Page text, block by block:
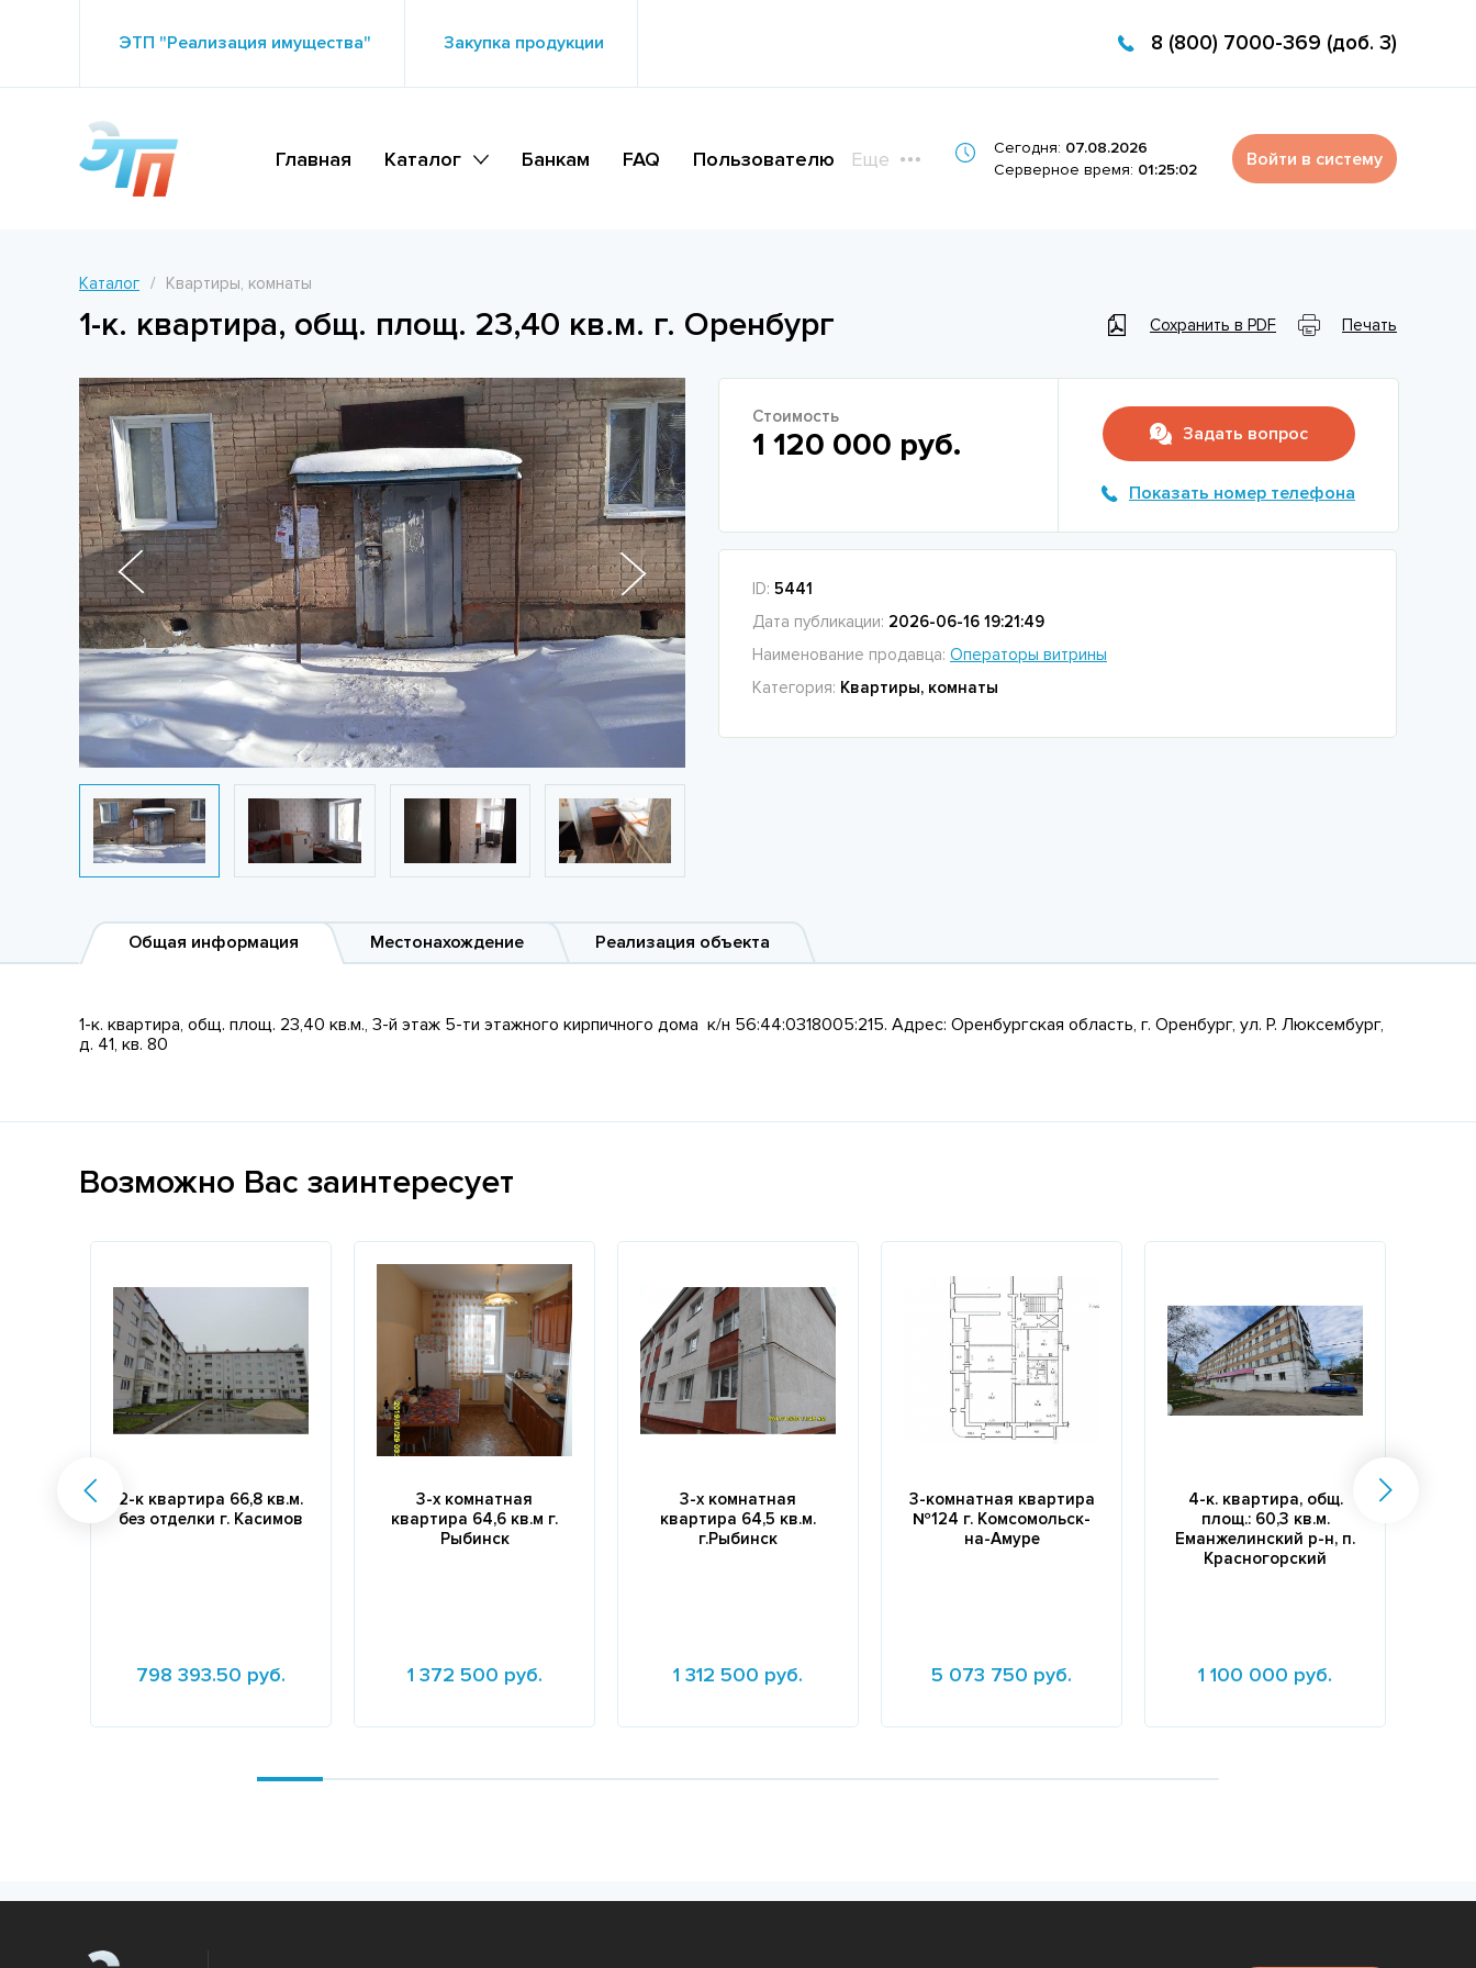
ЭТП "Реализация имущества" Закупка продукции 8 (800) 7000-369 (доб. 3)
Главная Каталог Банкам FAQ Пользователю Еще Сегодня: 07.08.2026
Серверное время: 01:25:02 Войти в систему
Каталог Квартиры, комнаты
1-к. квартира, общ. площ. 23,40 кв.м. г. Оренбург Сохранить в PDF Печать
Стоимость
1 120 000 руб. Задать вопрос
Показать номер телефона
ID: 5441
Дата публикации: 2026-06-16 19:21:49
Наименование продавца: Операторы витрины
Категория: Квартиры, комнаты
Общая информация Местонахождение Реализация объекта
1-к. квартира, общ. площ. 23,40 кв.м., 3-й этаж 5-ти этажного кирпичного дома к/н 56:44:0318005:215. Адрес: Оренбургская область, г. Оренбург, ул. Р. Люксембург,
д. 41, кв. 80
Возможно Вас заинтересует
2-к квартира 66,8 кв.м.
без отделки г. Касимов
798 393.50 руб.
3-х комнатная
квартира 64,6 кв.м г.
Рыбинск
1 372 500 руб.
3-х комнатная
квартира 64,5 кв.м.
г.Рыбинск
1 312 500 руб.
3-комнатная квартира
№124 г. Комсомольск-
на-Амуре
5 073 750 руб.
4-к. квартира, общ.
площ.: 60,3 кв.м.
Еманжелинский р-н, п.
Красногорский
1 100 000 руб.